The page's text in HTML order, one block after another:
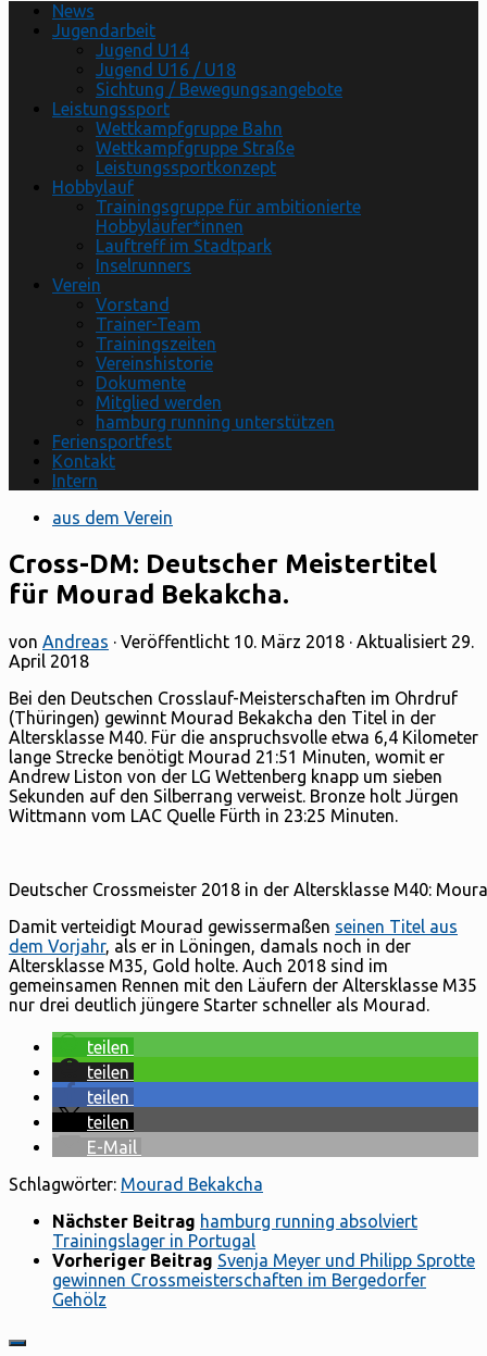
News
Jugendarbeit
Jugend U14
Jugend U16 / U18
Sichtung / Bewegungsangebote
Leistungssport
Wettkampfgruppe Bahn
Wettkampfgruppe Straße
Leistungssportkonzept
Hobbylauf
Trainingsgruppe für ambitionierte
Hobbyläufer*innen
Lauftreff im Stadtpark
Inselrunners
Verein
Vorstand
Trainer-Team
Trainingszeiten
Vereinshistorie
Dokumente
Mitglied werden
hamburg running unterstützen
Feriensportfest
Kontakt
Intern
aus dem Verein
Cross-DM: Deutscher Meistertitel
für Mourad Bekakcha.
von Andreas · Veröffentlicht 10. März 2018 · Aktualisiert 29.
April 2018
Bei den Deutschen Crosslauf-Meisterschaften im Ohrdruf
(Thüringen) gewinnt Mourad Bekakcha den Titel in der
Altersklasse M40. Für die anspruchsvolle etwa 6,4 Kilometer
lange Strecke benötigt Mourad 21:51 Minuten, womit er
Andrew Liston von der LG Wettenberg knapp um sieben
Sekunden auf den Silberrang verweist. Bronze holt Jürgen
Wittmann vom LAC Quelle Fürth in 23:25 Minuten.
Deutscher Crossmeister 2018 in der Altersklasse M40:
Damit verteidigt Mourad gewissermaßen seinen Titel aus
dem Vorjahr, als er in Löningen, damals noch in der
Altersklasse M35, Gold holte. Auch 2018 sind im
gemeinsamen Rennen mit den Läufern der Altersklasse M35
nur drei deutlich jüngere Starter schneller als Mourad.
teilen
teilen
teilen
teilen
E-Mail
Schlagwörter: Mourad Bekakcha
Nächster Beitrag hamburg running absolviert
Trainingslager in Portugal
Vorheriger Beitrag Svenja Meyer und Philipp Sprotte
gewinnen Crossmeisterschaften im Bergedorfer
Gehölz